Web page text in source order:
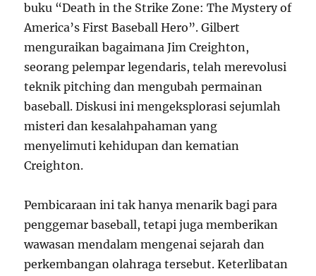
buku “Death in the Strike Zone: The Mystery of
America’s First Baseball Hero”. Gilbert
menguraikan bagaimana Jim Creighton,
seorang pelempar legendaris, telah merevolusi
teknik pitching dan mengubah permainan
baseball. Diskusi ini mengeksplorasi sejumlah
misteri dan kesalahpahaman yang
menyelimuti kehidupan dan kematian
Creighton.
Pembicaraan ini tak hanya menarik bagi para
penggemar baseball, tetapi juga memberikan
wawasan mendalam mengenai sejarah dan
perkembangan olahraga tersebut. Keterlibatan